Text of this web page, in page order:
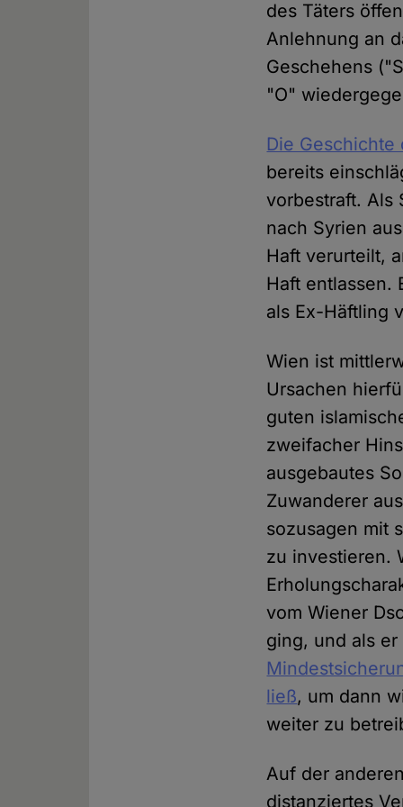
des Täters
Anlehnung an
Geschehens
"O"
Die Geschichte
bereits
vorbestraft. Als
nach Syrien
Haft verurteilt,
Haft entlassen.
als Ex-Häftling
Wien ist
Ursachen
guten
zweifacher
ausgebautes
Zuwanderer
sozusagen mit
zu investieren.
vom Wiener
ging, und als
ließ, um dann
weiter zu
Auf der
distanziertes